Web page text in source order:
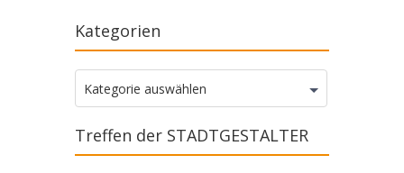
Kategorien
Kategorien
Kategorie auswählen
Treffen der STADTGESTALTER